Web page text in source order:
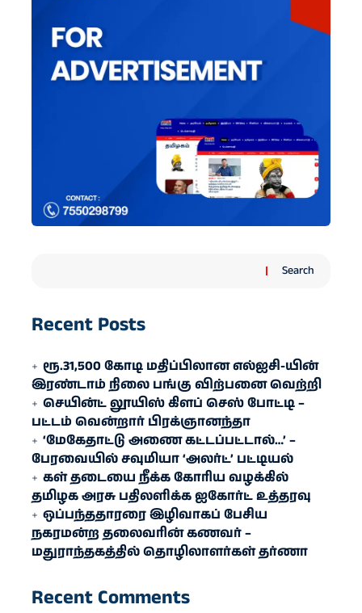
Search
Recent Posts
ரூ.31,500 கோடி மதிப்பிலான எல்ஐசி-​யின்
இரண்​டாம் நிலை பங்கு விற்பனை வெற்றி
செயின்ட் லூயிஸ் கிளப் செஸ் போட்டி –
பட்டம் வென்றார் பிரக்ஞானந்தா
‘மேகேதாட்டு அணை கட்டப்பட்டால்…’ –
பேரவையில் சவுமியா ‘அலர்ட்’ பட்டியல்
கள் தடையை நீக்க கோரிய வழக்கில்
தமிழக அரசு பதிலளிக்க ஐகோர்ட் உத்தரவு
ஒப்பந்ததாரரை இழிவாகப் பேசிய
நகரமன்ற தலைவரின் கணவர் –
மதுராந்தகத்தில் தொழிலாளர்கள் தர்ணா
Recent Comments